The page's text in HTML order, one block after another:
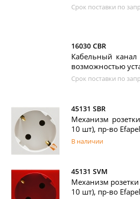
Срок поставки по
16030 CBR
Кабельный
возможностью
Срок поставки по
45131 SBR
Механизм
10 шт), пр-во Efapel
В наличии
45131 SVM
Механизм
10 шт), пр-во Efapel